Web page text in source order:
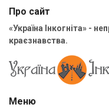
Про сайт
«Україна Інкогніта» -
краєзнавства.
Меню